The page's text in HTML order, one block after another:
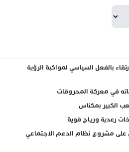
بالفعل السياسي لمواكبة الرؤية
في معركة المحروقات
رعدية ورياح قوية
مشروع نظام الدعم الاجتماعي